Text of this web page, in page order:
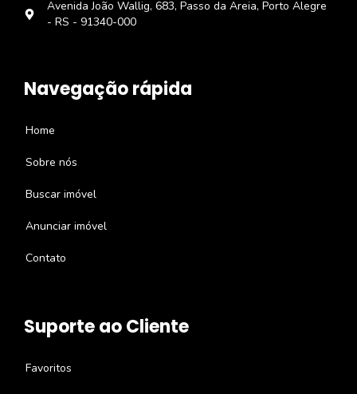
Avenida João Wallig, 683, Passo da Areia, Porto Alegre
- RS - 91340-000
Navegação rápida
Home
Sobre nós
Buscar imóvel
Anunciar imóvel
Contato
Suporte ao Cliente
Favoritos